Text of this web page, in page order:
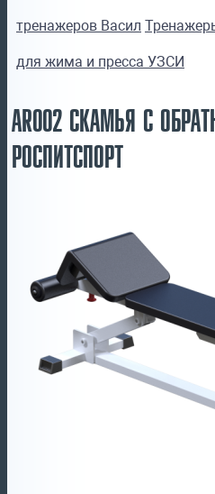
тренажеров Васил
для жима и пресса УЗСИ
AR002 СКАМЬЯ С
РОСПИТСПОРТ